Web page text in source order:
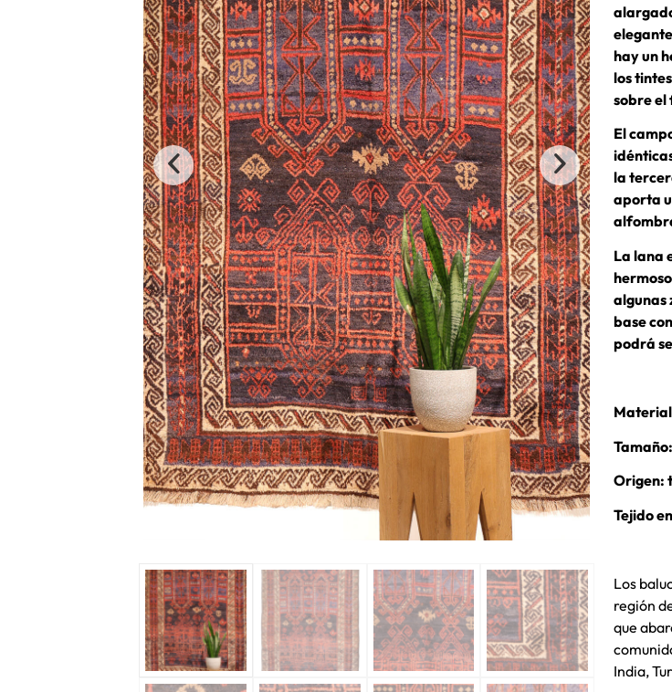
hay un
los
sobre el
El
la
aporta
La lana
algunas
base
podrá
Origen:
Tejido
Los
región
que
India,